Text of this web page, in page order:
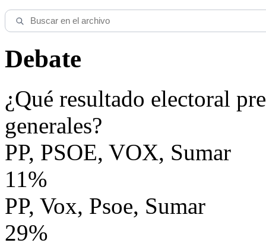
Debate
¿Qué resultado electoral
generales?
PP, PSOE, VOX, Sumar
11%
PP, Vox, Psoe, Sumar
29%